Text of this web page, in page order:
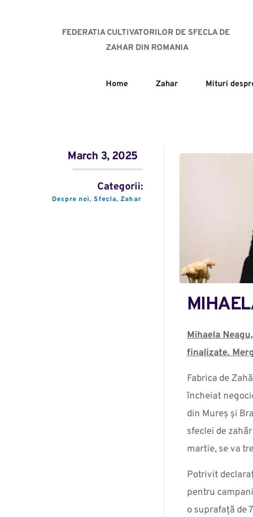
FEDERATIA CULTIVATORILOR DE SFECLA DE
ZAHAR DIN ROMANIA
Home Zahar Mituri
March 3, 2025
Categorii:
Despre noi, Sfecla, Zahar
Mihaela
finalizate.
Fabrica de
încheiat
din Mureș și
sfeclei de
martie, se va
Potrivit
pentru
o suprafață de